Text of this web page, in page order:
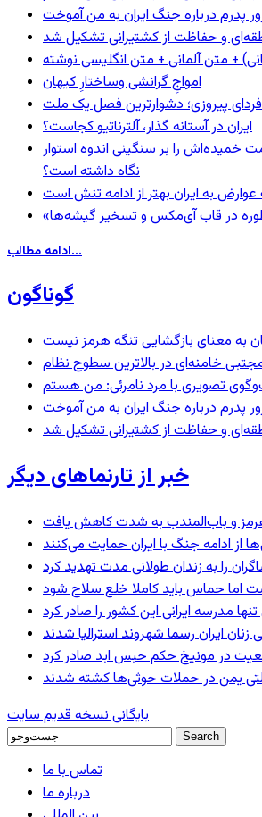
پدرم درباره جنگ ایران به من آموخت
و حفاظت از کشتیرانی تشکیل شد
+ متن آلمانی + متن انگلیسی نوشته
‌امواجِ گرانشی وساختارِ کیهان
فردای پیروزی؛ دشوارترین فصل یک ملت
ایران در آستانه گذار، آلترناتیو کجاست؟
خمیده‌اش را بر سنگینی اندوه استوار
نگاه داشته است؟
به ایران بهتر از ادامه تنش است
در قاب آی‌مکس و تسخیر گیشه‌ها
ادامه مطالب...
گوناگون
به معنای بازگشایی تنگه هرمز نیست
خامنه‌ای در بالاترین سطوح نظام
پدرم درباره جنگ ایران به من آموخت
و حفاظت از کشتیرانی تشکیل شد
خبر از تارنماهای دیگر
هرمز و باب‌المندب به شدت کاهش یافت
از ادامه جنگ با ایران حمایت می‌کنند
را به زندان طولانی مدت تهدید کرد
اما حماس باید کاملا خلع سلاح شود
مدرسه ایرانی این کشور را صادر کرد
ایران رسما شهروند استرالیا شدند
در مونیخ حکم حبس ابد صادر کرد
بایگانی نسخه قدیم سایت
تماس با ما
درباره ما